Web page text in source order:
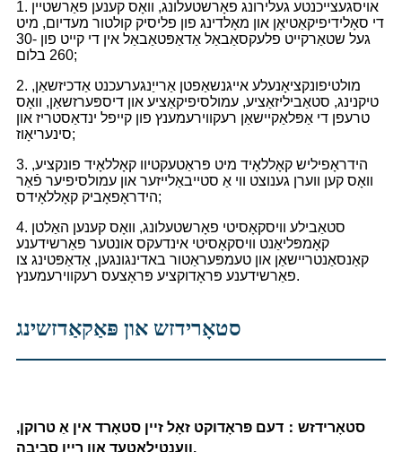
1. אויסגעצייכנטע געלירונג פאָרשטעלונג, וואָס קענען פאַרשטיין
די סאָלידיפיקאַטיאָן און מאָלדינג פון פליסיק קולטור מעדיום, מיט
געל שטאַרקייט פלעקסאַבאַל אַדאַפּטאַבאַל אין די קייט פון 30-
260 בלום;
2. מולטיפונקציאָנעלע אייגנשאַפטן אַרייַנגערעכנט אַדכיזשאַן,
טיקנינג, סטאַביליזאַציע, עמולסיפיקאַציע און דיספּערזשאַן, וואָס
טרעפן די אַפּלאַקיישאַן רעקווירעמענץ פון קייפל ינדאַסטריז און
סינעריאָוז;
3. הידראָפיליש קאָללאָיד מיט פּראַטעקטיוו קאָללאָיד פונקציע,
וואָס קען ווערן גענוצט ווי אַ סטייבאַלייזער און עמולסיפיער פֿאַר
הידראָפאָביק קאָללאָידס;
4. סטאַבילע וויסקאָסיטי פאָרשטעלונג, וואָס קענען האַלטן
קאָמפּליאַנט וויסקאָסיטי אינדעקס אונטער פאַרשידענע
קאַנסאַנטריישאַן און טעמפּעראַטור באדינגונגען, אַדאַפּטינג צו
פאַרשידענע פּראָדוקציע פּראָצעס רעקווירעמענץ.
סטאָרידזש און פּאַקאַדזשינג
סטאָרידזש ： דעם פּראָדוקט זאָל זיין סטאָרד אין אַ טרוקן,
ווענטילאַטעד און ריין סביבה.